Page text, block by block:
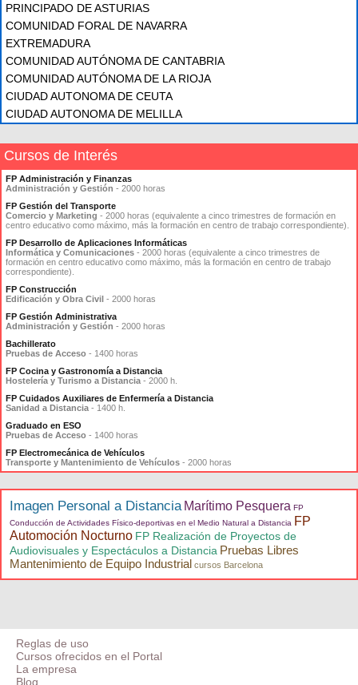
PRINCIPADO DE ASTURIAS
COMUNIDAD FORAL DE NAVARRA
EXTREMADURA
COMUNIDAD AUTÓNOMA DE CANTABRIA
COMUNIDAD AUTÓNOMA DE LA RIOJA
CIUDAD AUTONOMA DE CEUTA
CIUDAD AUTONOMA DE MELILLA
Cursos de Interés
FP Administración y Finanzas
Administración y Gestión - 2000 horas
FP Gestión del Transporte
Comercio y Marketing - 2000 horas (equivalente a cinco trimestres de formación en
centro educativo como máximo, más la formación en centro de trabajo correspondiente).
FP Desarrollo de Aplicaciones Informáticas
Informática y Comunicaciones - 2000 horas (equivalente a cinco trimestres de
formación en centro educativo como máximo, más la formación en centro de trabajo
correspondiente).
FP Construcción
Edificación y Obra Civil - 2000 horas
FP Gestión Administrativa
Administración y Gestión - 2000 horas
Bachillerato
Pruebas de Acceso - 1400 horas
FP Cocina y Gastronomía a Distancia
Hostelería y Turismo a Distancia - 2000 h.
FP Cuidados Auxiliares de Enfermería a Distancia
Sanidad a Distancia - 1400 h.
Graduado en ESO
Pruebas de Acceso - 1400 horas
FP Electromecánica de Vehículos
Transporte y Mantenimiento de Vehículos - 2000 horas
Imagen Personal a Distancia Marítimo Pesquera FP
Conducción de Actividades Físico-deportivas en el Medio Natural a Distancia FP
Automoción Nocturno FP Realización de Proyectos de
Audiovisuales y Espectáculos a Distancia Pruebas Libres
Mantenimiento de Equipo Industrial cursos Barcelona
Reglas de uso
Cursos ofrecidos en el Portal
La empresa
Blog